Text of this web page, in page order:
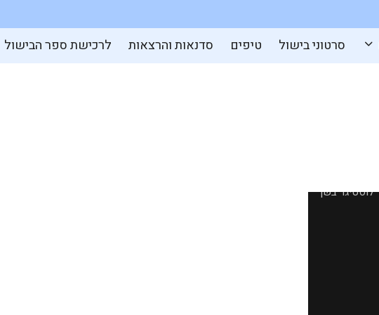
סרטוני בישול טיפים סדנאות והרצאות לרכישת ספר הבישול